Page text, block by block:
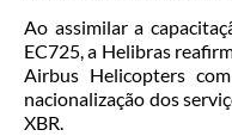
Ao assimilar a
EC725, a Helibras
Airbus Helicopters
nacionalização dos
XBR.